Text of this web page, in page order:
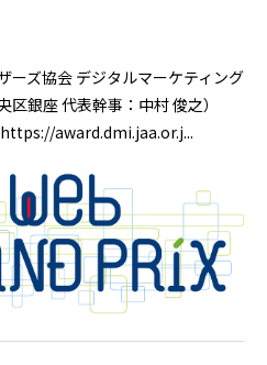
ーズ協会 デジタルマーケティング
銀座 代表幹事：中村 俊之）
award.dmi.jaa.or.j...